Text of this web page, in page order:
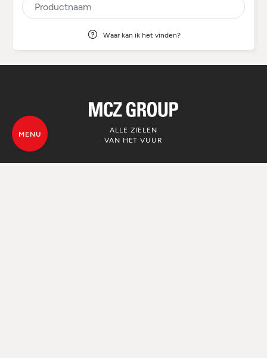
Waar kan ik het vinden?
ALLE ZIELEN
VAN HET VUUR
MENU